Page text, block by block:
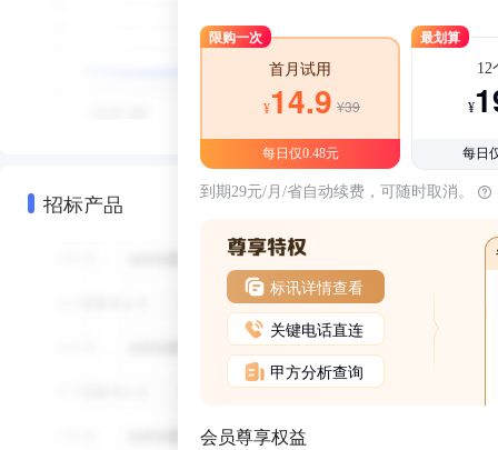
招标产品
限购一次
首月试用
¥14.9 ¥39
每日仅0.48元
最划算
12
¥
每日
到期29元/月/省自动续费，可随时取消。
标讯详情查看
关键电话直连
甲方分析查询
会员尊享权益